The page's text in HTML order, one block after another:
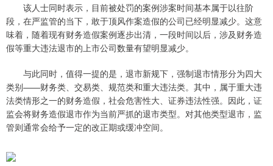
该人士同时表示，目前被处罚的案例涉案时间基本属于以往阶
段，在严监管的当下，敢于顶风作案造假的公司已经明显减少。这意
味着，随着现有财务造假案例逐步出清，一段时间以后，涉及财务造
假等重大违法退市的上市公司数量有望明显减少。
与此同时，值得一提的是，退市新规下，强制退市情形分为四大
类别——财务类、交易类、规范类和重大违法类。其中，属于重大违
法类情形之一的财务造假，社会危害性大、证券违法性强。因此，证
监会将财务造假退市作为当前严抓的退市类型。对其他类型退市，监
管则通常会给予一定的改正期或缓冲空间。